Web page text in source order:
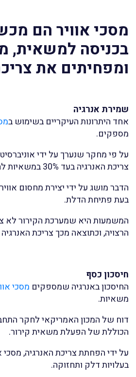
מסכי אוויר הם
בכניסה למשאית,
ומפחיתים את
שמירת אנרגיה
אחד היתרונות העיקריים בשימוש ב
מספקים.
על פי מחקר שנערך על ידי
צריכת האנרגיה בעד 30% במשאיות להובלה בקירור.
הדבר מושג על ידי יצירת מחסום
בעת פתיחת הדלת.
המשמעות היא שמערכת הקירור לא
הרצויה, וכתוצאה מכך צריכת
חיסכון כסף
החיסכון באנרגיה שמספקים מסכי
משאיות.
הכוללת של הפעלת משאית קירור.
על ידי הפחתת צריכת האנרגיה, מסכי
בעלויות דלק ותחזוקה.